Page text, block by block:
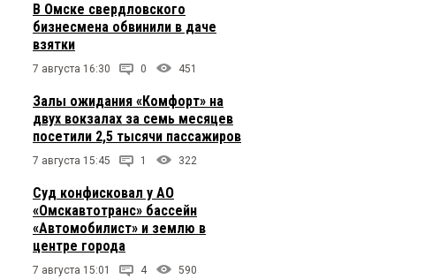
В Омске свердловского
бизнесмена обвинили в даче
взятки
7 августа 16:30 0 451
Залы ожидания «Комфорт» на
двух вокзалах за семь месяцев
посетили 2,5 тысячи пассажиров
7 августа 15:45 1 322
Суд конфисковал у АО
«Омскавтотранс» бассейн
«Автомобилист» и землю в
центре города
7 августа 15:01 4 590